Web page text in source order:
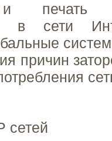
печать
в сети
причин
сетей